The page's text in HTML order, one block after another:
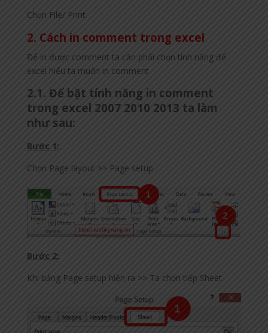
Chọn File/ Print
2. Cách in comment trong excel
Để in được comment ta cần phải chọn tính năng để
excel hiểu ta muốn in comment
2.1. Để bật tính năng in comment
trong excel 2007 2010 2013 ta làm
như sau:
Bước 1:
Chọn Page layout >> Page setup
Bước 2:
Khi bảng Page setup hiện ra >> Ta chọn tiếp Sheet